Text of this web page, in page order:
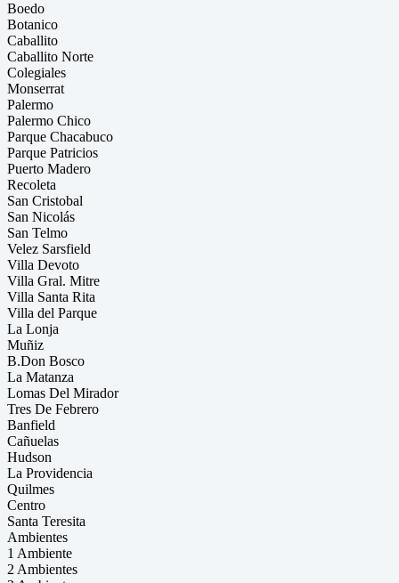
Boedo
Botanico
Caballito
Caballito Norte
Colegiales
Monserrat
Palermo
Palermo Chico
Parque Chacabuco
Parque Patricios
Puerto Madero
Recoleta
San Cristobal
San Nicolás
San Telmo
Velez Sarsfield
Villa Devoto
Villa Gral. Mitre
Villa Santa Rita
Villa del Parque
La Lonja
Muñiz
B.Don Bosco
La Matanza
Lomas Del Mirador
Tres De Febrero
Banfield
Cañuelas
Hudson
La Providencia
Quilmes
Centro
Santa Teresita
Ambientes
1 Ambiente
2 Ambientes